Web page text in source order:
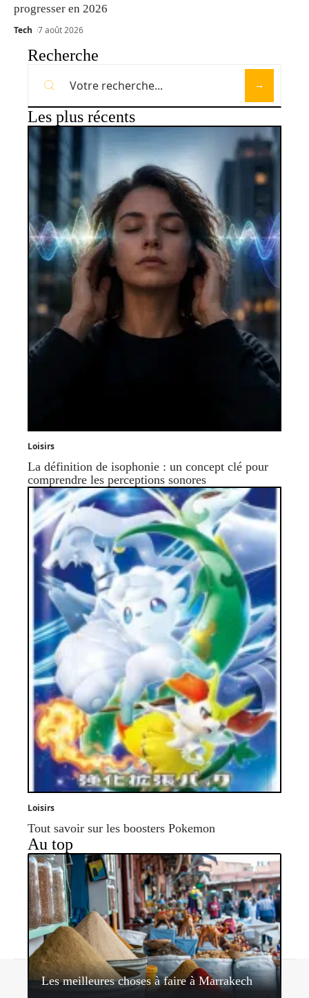
progresser en 2026
Tech 7 août 2026
Recherche
Les plus récents
Loisirs
La définition de isophonie : un concept clé pour
comprendre les perceptions sonores
Loisirs
Tout savoir sur les boosters Pokemon
Au top
Les meilleures choses à faire à Marrakech
Contact Mentions légales Sitemap